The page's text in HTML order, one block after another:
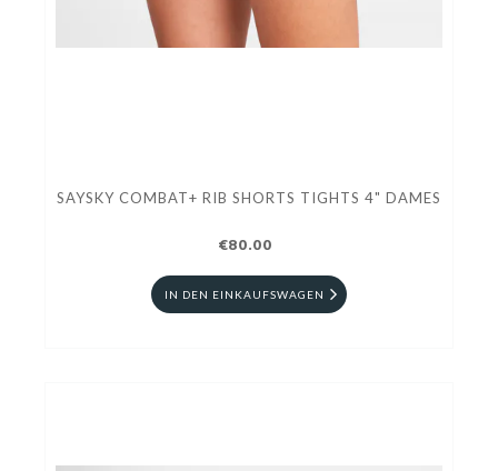
SAYSKY COMBAT+ RIB SHORTS TIGHTS 4" DAMES
€80.00
IN DEN EINKAUFSWAGEN